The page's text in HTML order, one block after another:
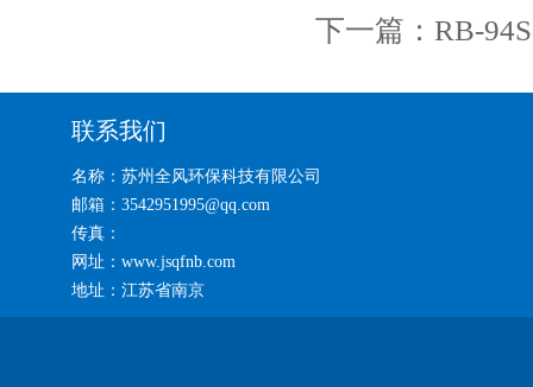
下一篇： RB-
联系我们
名称：苏州全风环保科技有限公司
邮箱：3542951995@qq.com
传真：
网址：www.jsqfnb.com
地址：江苏省南京